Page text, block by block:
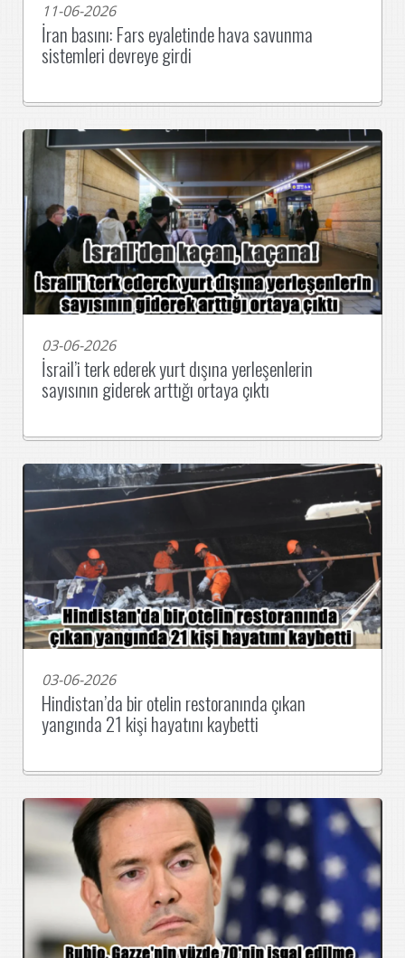
11-06-2026
İran basını: Fars eyaletinde hava savunma
sistemleri devreye girdi
03-06-2026
İsrail’i terk ederek yurt dışına yerleşenlerin
sayısının giderek arttığı ortaya çıktı
03-06-2026
Hindistan’da bir otelin restoranında çıkan
yangında 21 kişi hayatını kaybetti